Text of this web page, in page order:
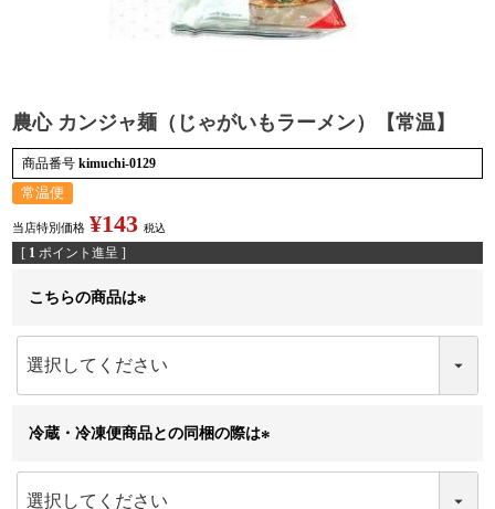
農心 カンジャ麺（じゃがいもラーメン）【常温】
商品番号 kimuchi-0129
常温便
当店特別価格 ¥143 税込
[ 1 ポイント進呈 ]
こちらの商品は
須
)
冷蔵・冷凍便商品との同梱の際は